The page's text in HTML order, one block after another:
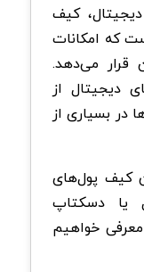
کیف
که امکانات
قرار می‌دهد.
دیجیتال از
در بسیاری از
کیف پول‌های
یا دسکتاپ
معرفی خواهیم